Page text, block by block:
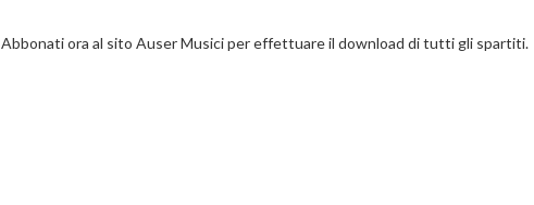
Abbonati ora al sito Auser Musici per effettuare il download di tutti gli spartiti.